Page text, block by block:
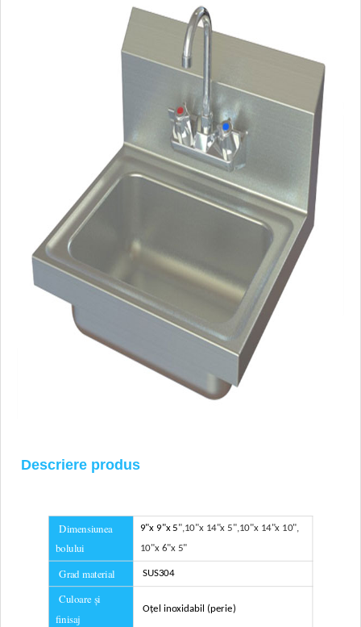
Descriere produs
Dimensiunea
bolului
9"x 9"x 5",10"x 14"x 5",10"x 14"x 10",
10"x 6"x 5"
Grad material SUS304
Culoare și
finisaj
Oțel inoxidabil (perie)